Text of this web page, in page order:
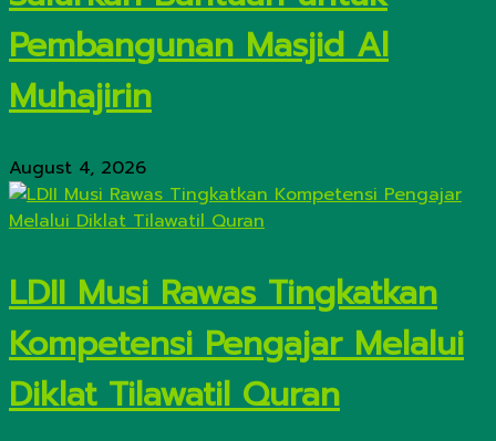
Pembangunan Masjid Al
Muhajirin
August 4, 2026
LDII Musi Rawas Tingkatkan
Kompetensi Pengajar Melalui
Diklat Tilawatil Quran